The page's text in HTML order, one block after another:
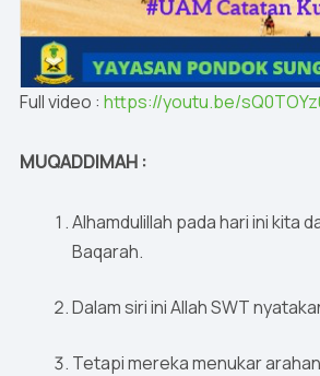
Full video :https://youtu.be/
MUQADDIMAH :
Alhamdulillah pada hari ini kita
Baqarah.
Dalam siri ini Allah SWT
Tetapi mereka menukar